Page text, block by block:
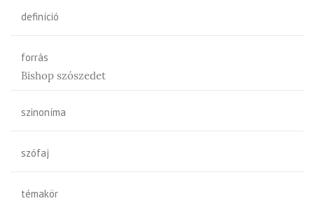
definíció
forrás
Bishop szószedet
szinoníma
szófaj
témakör